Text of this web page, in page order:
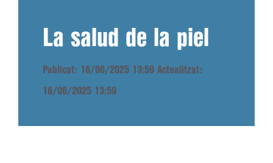
La salud de la piel
Publicat: 16/06/2025 13:59 Actualitzat:
16/06/2025 13:59